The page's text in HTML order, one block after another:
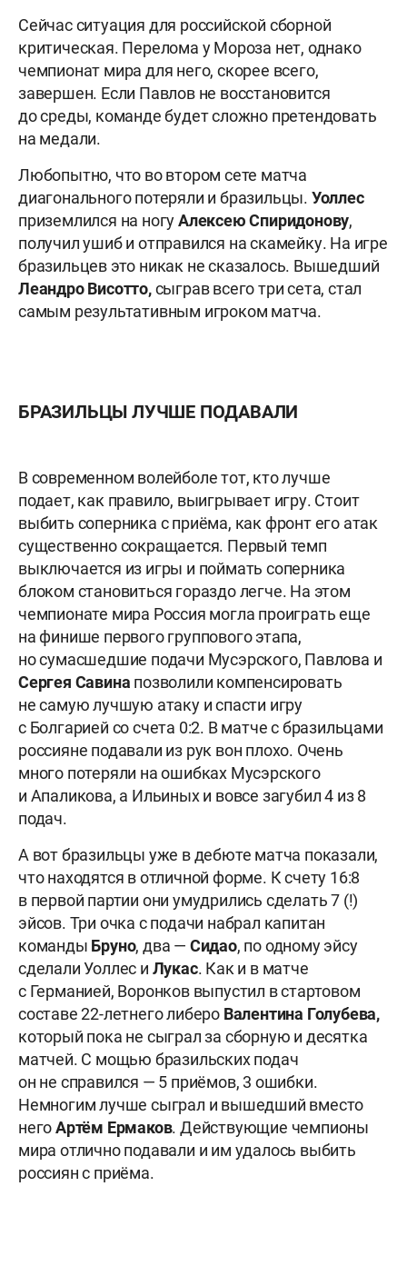
Сейчас ситуация для российской сборной
критическая. Перелома у Мороза нет, однако
чемпионат мира для него, скорее всего,
завершен. Если Павлов не восстановится
до среды, команде будет сложно претендовать
на медали.
Любопытно, что во втором сете матча
диагонального потеряли и бразильцы. Уоллес
приземлился на ногуАлексею Спиридонову,
получил ушиб и отправился на скамейку. На игре
бразильцев это никак не сказалось. Вышедший
Леандро Висотто,сыграв всего три сета, стал
самым результативным игроком матча.
БРАЗИЛЬЦЫ ЛУЧШЕ ПОДАВАЛИ
В современном волейболе тот, кто лучше
подает, как правило, выигрывает игру. Стоит
выбить соперника с приёма, как фронт его атак
существенно сокращается. Первый темп
выключается из игры и поймать соперника
блоком становиться гораздо легче. На этом
чемпионате мира Россия могла проиграть еще
на финише первого группового этапа,
но сумасшедшие подачи Мусэрского, Павлова и
Сергея Савина позволили компенсировать
не самую лучшую атаку и спасти игру
с Болгарией со счета 0:2. В матче с бразильцами
россияне подавали из рук вон плохо. Очень
много потеряли на ошибках Мусэрского
и Апаликова, а Ильиных и вовсе загубил 4 из 8
подач.
А вот бразильцы уже в дебюте матча показали,
что находятся в отличной форме. К счету 16:8
в первой партии они умудрились сделать 7 (!)
эйсов. Три очка с подачи набрал капитан
команды Бруно, два — Сидао, по одному эйсу
сделали Уоллес и Лукас. Как и в матче
с Германией, Воронков выпустил в стартовом
составе 22-летнего либеро Валентина Голубева,
который пока не сыграл за сборную и десятка
матчей. С мощью бразильских подач
он не справился — 5 приёмов, 3 ошибки.
Немногим лучше сыграл и вышедший вместо
негоАртём Ермаков. Действующие чемпионы
мира отлично подавали и им удалось выбить
россиян с приёма.